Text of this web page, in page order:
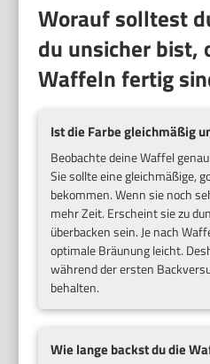
Worauf solltest
du unsicher bist,
Waffeln fertig
Ist die Farbe gleichmäßig
Beobachte deine Waffel
Sie sollte eine gleichmäßige,
bekommen. Wenn sie noch
mehr Zeit. Erscheint sie zu
überbacken sein. Je nach
optimale Bräunung leicht.
während der ersten
behalten.
Wie lange backst du die